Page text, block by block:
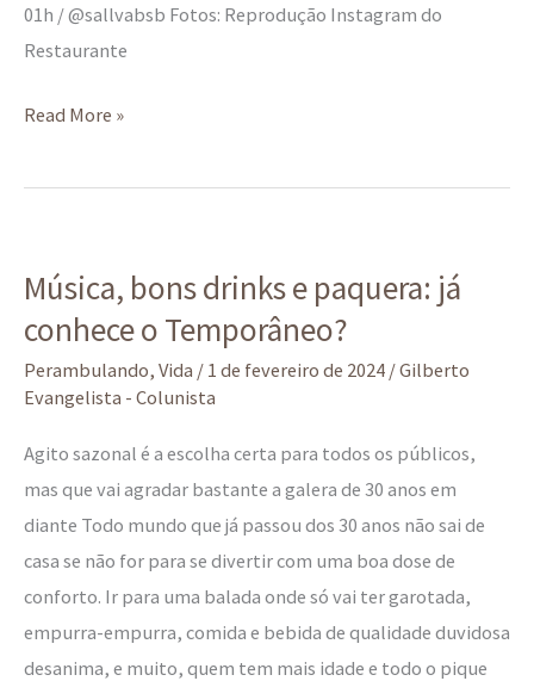
01h / @sallvabsb Fotos: Reprodução Instagram do
Restaurante
Read More »
Música, bons drinks e paquera: já
conhece o Temporâneo?
Perambulando, Vida / 1 de fevereiro de 2024 /Gilberto
Evangelista - Colunista
Agito sazonal é a escolha certa para todos os públicos,
mas que vai agradar bastante a galera de 30 anos em
diante Todo mundo que já passou dos 30 anos não sai de
casa se não for para se divertir com uma boa dose de
conforto. Ir para uma balada onde só vai ter garotada,
empurra-empurra, comida e bebida de qualidade duvidosa
desanima, e muito, quem tem mais idade e todo o pique
bons
drinks
e
paquera:
conhece